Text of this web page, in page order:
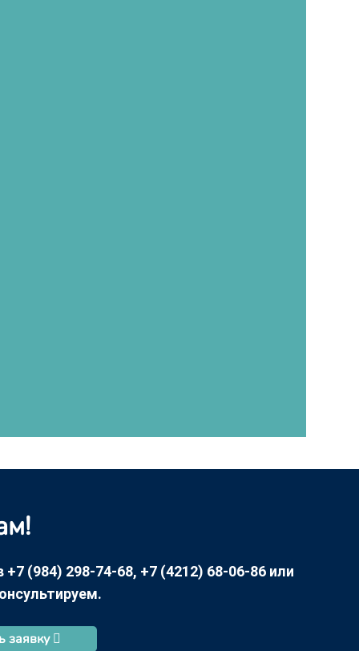
(984) 298-74-68, +7 (4212) 68-06-86 или
заявку